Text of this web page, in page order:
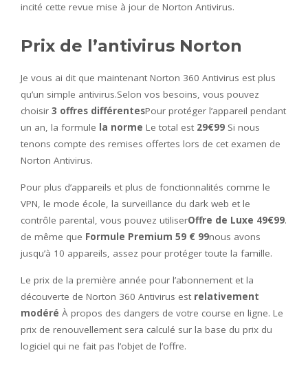
incité cette revue mise à jour de Norton Antivirus.
Prix ​​de l’antivirus Norton
Je vous ai dit que maintenant Norton 360 Antivirus est plus
qu’un simple antivirus.Selon vos besoins, vous pouvez
choisir 3 offres différentesPour protéger l’appareil pendant
un an, la formule la norme Le total est 29€99 Si nous
tenons compte des remises offertes lors de cet examen de
Norton Antivirus.
Pour plus d’appareils et plus de fonctionnalités comme le
VPN, le mode école, la surveillance du dark web et le
contrôle parental, vous pouvez utiliserOffre de Luxe 49€99.
de même que Formule Premium 59 € 99nous avons
jusqu’à 10 appareils, assez pour protéger toute la famille.
Le prix de la première année pour l’abonnement et la
découverte de Norton 360 Antivirus est relativement
modéré À propos des dangers de votre course en ligne. Le
prix de renouvellement sera calculé sur la base du prix du
logiciel qui ne fait pas l’objet de l’offre.